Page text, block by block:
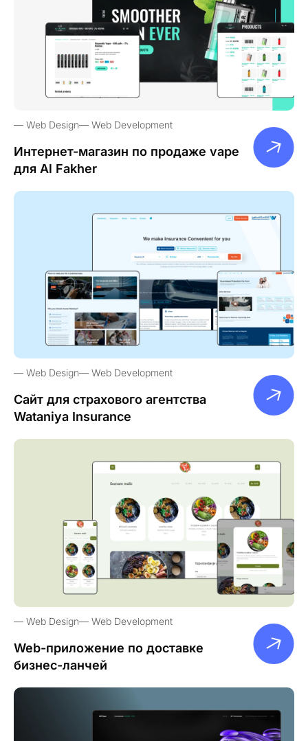
Web Design Web Development
Интернет-магазин по продаже vape
для Al Fakher
Web Design Web Development
Сайт для страхового агентства
Wataniya Insurance
Web Design Web Development
Web-приложение по доставке
бизнес-ланчей